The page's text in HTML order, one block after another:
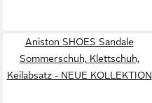
Aniston SHOES Sandale
Sommerschuh, Klettschuh,
Keilabsatz - NEUE KOLLEKTION